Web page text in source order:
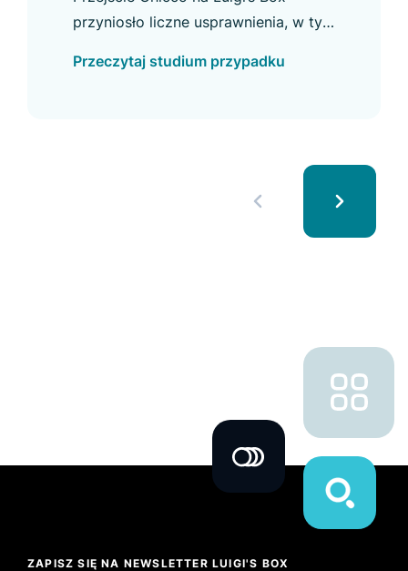
zakupowe
przyniosło liczne usprawnienia, w tym
większe wykorzystanie wyszukiwarki.
Przeczytaj studium przypadku
ZAPISZ SIĘ NA NEWSLETTER LUIGI'S BOX